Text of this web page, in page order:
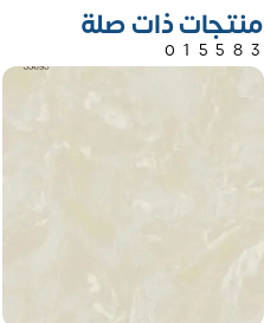
منتجات ذات صلة